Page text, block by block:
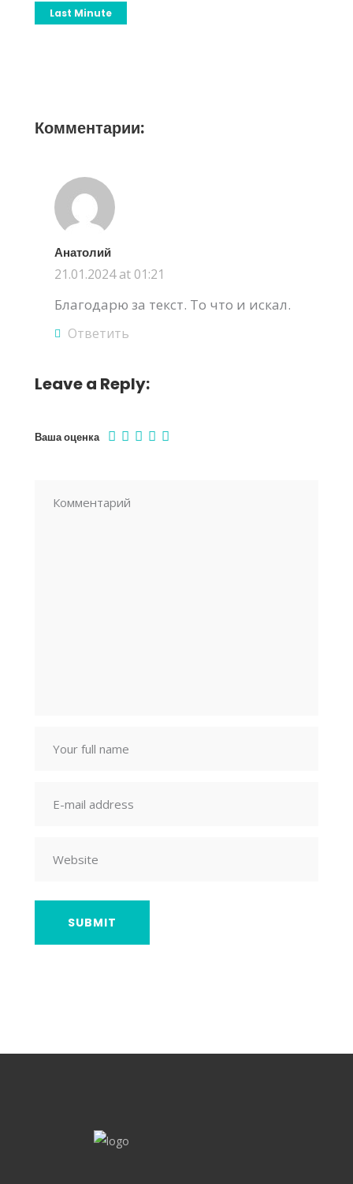
Last Minute
Комментарии:
Анатолий
21.01.2024 at 01:21
Благодарю за текст. То что и искал.
Ответить
Leave a Reply:
Ваша оценка